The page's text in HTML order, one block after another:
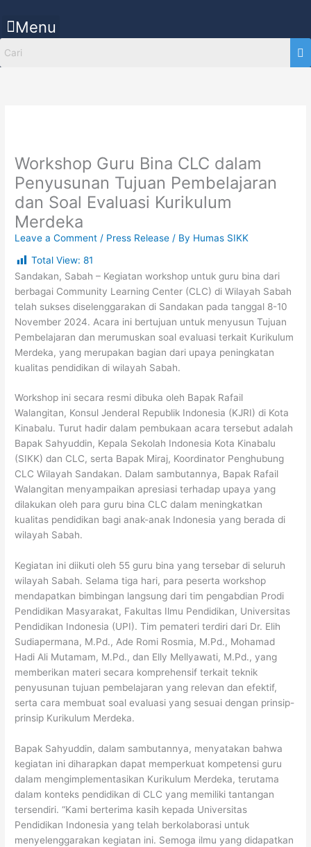
to
content
Menu
Workshop Guru Bina CLC dalam
Penyusunan Tujuan Pembelajaran
dan Soal Evaluasi Kurikulum
Merdeka
Leave a Comment / Press Release / By Humas SIKK
Total View: 81
Sandakan, Sabah – Kegiatan workshop untuk guru bina dari
berbagai Community Learning Center (CLC) di Wilayah Sabah
telah sukses diselenggarakan di Sandakan pada tanggal 8-10
November 2024. Acara ini bertujuan untuk menyusun Tujuan
Pembelajaran dan merumuskan soal evaluasi terkait Kurikulum
Merdeka, yang merupakan bagian dari upaya peningkatan
kualitas pendidikan di wilayah Sabah.
Workshop ini secara resmi dibuka oleh Bapak Rafail
Walangitan, Konsul Jenderal Republik Indonesia (KJRI) di Kota
Kinabalu. Turut hadir dalam pembukaan acara tersebut adalah
Bapak Sahyuddin, Kepala Sekolah Indonesia Kota Kinabalu
(SIKK) dan CLC, serta Bapak Miraj, Koordinator Penghubung
CLC Wilayah Sandakan. Dalam sambutannya, Bapak Rafail
Walangitan menyampaikan apresiasi terhadap upaya yang
dilakukan oleh para guru bina CLC dalam meningkatkan
kualitas pendidikan bagi anak-anak Indonesia yang berada di
wilayah Sabah.
Kegiatan ini diikuti oleh 55 guru bina yang tersebar di seluruh
wilayah Sabah. Selama tiga hari, para peserta workshop
mendapatkan bimbingan langsung dari tim pengabdian Prodi
Pendidikan Masyarakat, Fakultas Ilmu Pendidikan, Universitas
Pendidikan Indonesia (UPI). Tim pemateri terdiri dari Dr. Elih
Sudiapermana, M.Pd., Ade Romi Rosmia, M.Pd., Mohamad
Hadi Ali Mutamam, M.Pd., dan Elly Mellyawati, M.Pd., yang
memberikan materi secara komprehensif terkait teknik
penyusunan tujuan pembelajaran yang relevan dan efektif,
serta cara membuat soal evaluasi yang sesuai dengan prinsip-
prinsip Kurikulum Merdeka.
Bapak Sahyuddin, dalam sambutannya, menyatakan bahwa
kegiatan ini diharapkan dapat memperkuat kompetensi guru
dalam mengimplementasikan Kurikulum Merdeka, terutama
dalam konteks pendidikan di CLC yang memiliki tantangan
tersendiri. “Kami berterima kasih kepada Universitas
Pendidikan Indonesia yang telah berkolaborasi untuk
menyelenggarakan kegiatan ini. Semoga ilmu yang didapatkan